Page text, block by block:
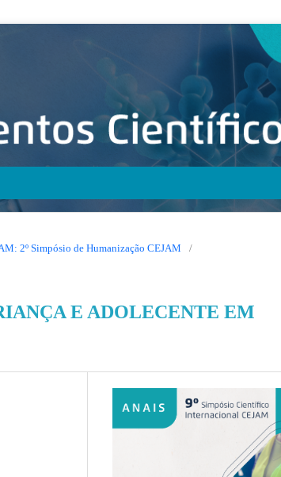
2º Simpósio de Humanização CEJAM
/
E ADOLECENTE EM